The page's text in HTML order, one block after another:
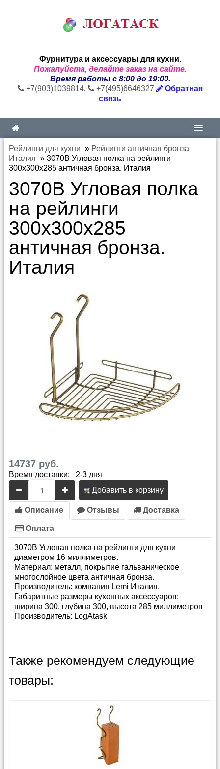
Фурнитура и аксессуары для кухни.
Пожалуйста, делайте заказ на сайте.
Время работы с 8:00 до 19:00.
+7(903)1039814, +7(495)6646327
Обратная
связь
Рейлинги для кухни » Рейлинги античная бронза
Италия » 3070B Угловая полка на рейлинги
300х300х285 античная бронза. Италия
3070B Угловая полка
на рейлинги
300х300х285
античная бронза.
Италия
14737 руб.
Время доставки: 2-3 дня
Добавить в корзину
Описание Отзывы Доставка
Оплата
3070B Угловая полка на рейлинги для кухни
диаметром 16 миллиметров.
Материал: металл, покрытие гальваническое
многослойное цвета античная бронза.
Производитель: компания Lemi Италия.
Габаритные размеры кухонных аксессуаров:
ширина 300, глубина 300, высота 285 миллиметров
Производитель: LogAtask
Также рекомендуем следующие
товары: